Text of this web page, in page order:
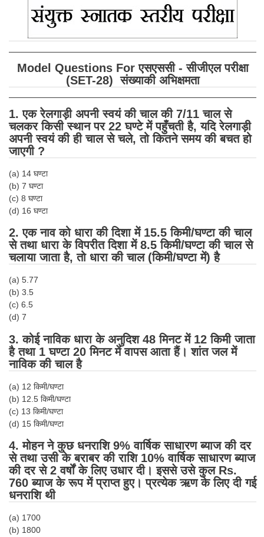
EBOOKS
SSC CGL PDF Ebooks
SSC CGL
SSC CGL TIER-1
Tier-1 PAPERS
Tier-1 Syllabus
SSC CGL TIER-2
TIER-2 Papers
SSC CGL PAPERS
Study Kit for CGL Tier-1
CGL Exam Downloads
SSC CGL FREE EBOOK
SSC CGL Results
CHSL
CHSL Question Papers
Model Questions For एसएससी - सीजीएल परीक्षा
(SET-28) संख्याकी अभिक्षमता
1. एक रेलगाड़ी अपनी स्वयं की चाल की 7/11 चाल से
चलकर किसी स्थान पर 22 घण्टे में पहुँचती है, यदि रेलगाड़ी
अपनी स्वयं की ही चाल से चले, तो कितने समय की बचत हो
जाएगी ?
(a) 14 घण्टा
(b) 7 घण्टा
(c) 8 घण्टा
(d) 16 घण्टा
2. एक नाव को धारा की दिशा में 15.5 किमी/घण्टा की चाल
से तथा धारा के विपरीत दिशा में 8.5 किमी/घण्टा की चाल से
चलाया जाता है, तो धारा की चाल (किमी/घण्टा में) है
(a) 5.77
(b) 3.5
(c) 6.5
(d) 7
3. कोई नाविक धारा के अनुदिश 48 मिनट में 12 किमी जाता
है तथा 1 घण्टा 20 मिनट में वापस आता हैं। शांत जल में
नाविक की चाल है
(a) 12 किमी/घण्टा
(b) 12.5 किमी/घण्टा
(c) 13 किमी/घण्टा
(d) 15 किमी/घण्टा
4. मोहन ने कुछ धनराशि 9% वार्षिक साधारण ब्याज की दर
से तथा उसी के बराबर की राशि 10% वार्षिक साधारण ब्याज
की दर से 2 वर्षों के लिए उधार दी। इससे उसे कुल Rs.
760 ब्याज के रूप में प्राप्त हुए। प्रत्येक ऋण के लिए दी गई
धनराशि थी
(a) 1700
(b) 1800